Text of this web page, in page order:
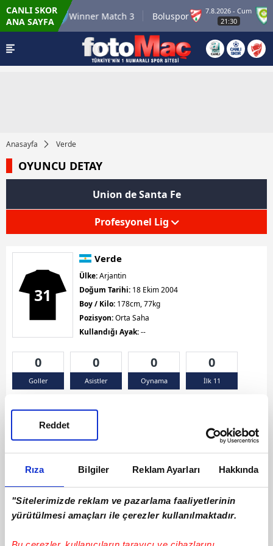
Rıza Bilgiler Reklam Ayarları Hakkında
"Sitelerimizde reklam ve pazarlama faaliyetlerinin
yürütülmesi amaçları ile çerezler kullanılmaktadır.
Reddet
CANLI SKOR
ANA SAYFA
6.8.2026 - Per
22:00
Winner Match 3 Boluspor
7.8.2026 - Cum
21:30
Anasayfa Verde
OYUNCU DETAY
Union de Santa Fe
Profesyonel Lig
31
Verde
Ülke:Arjantin
Doğum Tarihi: 18 Ekim 2004
Boy / Kilo: 178cm, 77kg
Pozisyon:Orta Saha
Kullandığı Ayak:--
0
Goller
0
Asistler
0
Oynama
0
İlk 11